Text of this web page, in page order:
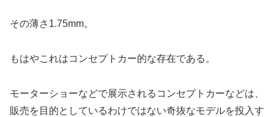
その薄さ1.75mm。
もはやこれはコンセプトカー的な存在である。
モーターショーなどで展示されるコンセプトカーなどは、
販売を目的としているわけではない奇抜なモデルを投入す